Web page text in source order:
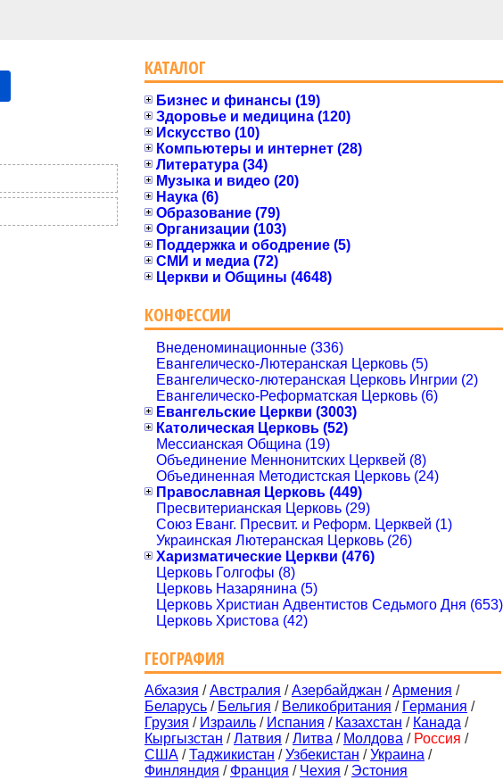
КАТАЛОГ
Бизнес и финансы (19)
Здоровье и медицина (120)
Искусство (10)
Компьютеры и интернет (28)
Литература (34)
Музыка и видео (20)
Наука (6)
Образование (79)
Организации (103)
Поддержка и ободрение (5)
СМИ и медиа (72)
Церкви и Общины (4648)
КОНФЕССИИ
Внеденоминационные (336)
Евангелическо-Лютеранская Церковь (5)
Евангелическо-лютеранская Церковь Ингрии (2)
Евангелическо-Реформатская Церковь (6)
Евангельские Церкви (3003)
Католическая Церковь (52)
Мессианская Община (19)
Объединение Меннонитских Церквей (8)
Объединенная Методистская Церковь (24)
Православная Церковь (449)
Пресвитерианская Церковь (29)
Союз Еванг. Пресвит. и Реформ. Церквей (1)
Украинская Лютеранская Церковь (26)
Харизматические Церкви (476)
Церковь Голгофы (8)
Церковь Назарянина (5)
Церковь Христиан Адвентистов Седьмого Дня (653)
Церковь Христова (42)
ГЕОГРАФИЯ
Абхазия /Австралия /Азербайджан /Армения /
Беларусь / Бельгия / Великобритания / Германия /
Грузия / Израиль / Испания / Казахстан / Канада /
Кыргызстан /Латвия /Литва / Молдова / Россия /
США /Таджикистан /Узбекистан /Украина /
Финляндия / Франция / Чехия / Эстония